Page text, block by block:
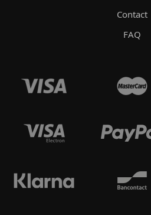
Contact
FAQ